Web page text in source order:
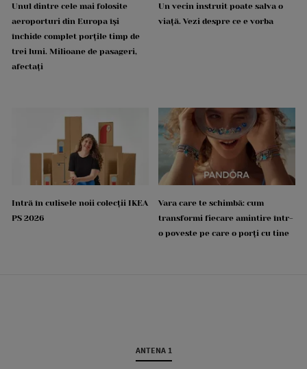
Unul dintre cele mai folosite
aeroporturi din Europa își
închide complet porțile timp de
trei luni. Milioane de pasageri,
afectați
Un vecin instruit poate salva o
viață. Vezi despre ce e vorba
Intră în culisele noii colecții IKEA
PS 2026
Vara care te schimbă: cum
transformi fiecare amintire într-
o poveste pe care o porți cu tine
ANTENA 1